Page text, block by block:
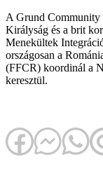
A Grund Community
Királyság és a brit
Menekültek
országosan a
(FFCR) koordinál a
keresztül.